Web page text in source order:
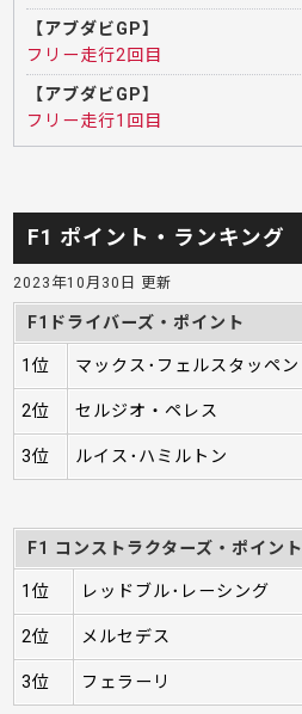
【アブダビGP】
フリー走行2回目
【アブダビGP】
フリー走行1回目
F1 ポイント・ランキング
2023年10月30日 更新
F1ドライバーズ・ポイント
1位 マックス･フェルスタッペン
2位 セルジオ・ペレス
3位 ルイス･ハミルトン
F1 コンストラクターズ・ポイント
1位 レッドブル･レーシング
2位 メルセデス
3位 フェラーリ